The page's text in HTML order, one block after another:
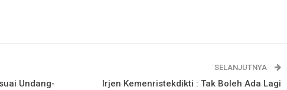
Undang-
SELANJUTNYA
Irjen Kemenristekdikti : Tak Boleh Ada Lagi